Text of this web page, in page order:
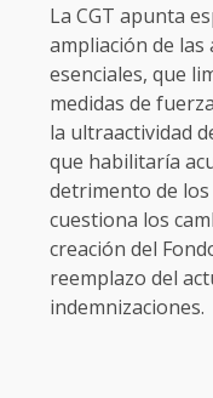
La CGT apunta
ampliación de las
esenciales, que
medidas de
la ultraactividad
que habilitaría
detrimento de
cuestiona los
creación del
reemplazo del
indemnizaciones.